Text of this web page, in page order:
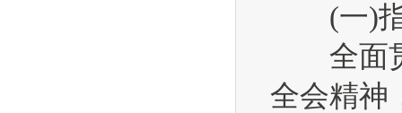
(一)指
全面贯
全会精神